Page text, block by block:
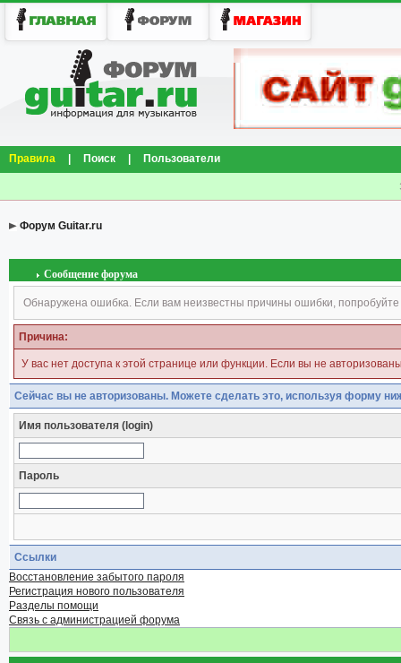
Правила Поиск Пользователи
Форум Guitar.ru
Сообщение форума
Обнаружена ошибка. Если вам неизвестны причины ошибки, попробуйте
Причина:
У вас нет доступа к этой странице или функции. Если вы не
Сейчас вы не авторизованы. Можете сделать это, используя форму
Имя пользователя (login)
Пароль
Ссылки
Восстановление забытого пароля
Регистрация нового пользователя
Разделы помощи
Связь с администрацией форума